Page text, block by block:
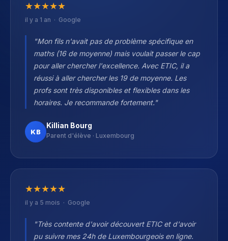
★★★★★
il y a 1 an · Google
"Mon fils n'avait pas de problème spécifique en
maths (16 de moyenne) mais voulait passer le cap
pour aller chercher l'excellence. Avec ETIC, il a
réussi à aller chercher les 19 de moyenne. Les
profs sont très disponibles et flexibles dans les
horaires. Je recommande fortement."
KB
Killian Bourg
Parent d'élève · Luxembourg
★★★★★
il y a 5 mois · Google
"Très contente d'avoir découvert ETIC et d'avoir
pu suivre mes 24h de Luxembourgeois en ligne.